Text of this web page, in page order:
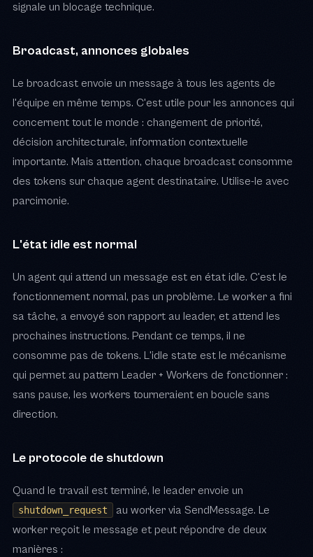
signale un blocage technique.
Broadcast, annonces globales
Le broadcast envoie un message à tous les agents de
l'équipe en même temps. C'est utile pour les annonces qui
concernent tout le monde : changement de priorité,
décision architecturale, information contextuelle
importante. Mais attention, chaque broadcast consomme
des tokens sur chaque agent destinataire. Utilise-le avec
parcimonie.
L'état idle est normal
Un agent qui attend un message est en état idle. C'est le
fonctionnement normal, pas un problème. Le worker a fini
sa tâche, a envoyé son rapport au leader, et attend les
prochaines instructions. Pendant ce temps, il ne
consomme pas de tokens. L'idle state est le mécanisme
qui permet au pattern Leader + Workers de fonctionner :
sans pause, les workers tourneraient en boucle sans
direction.
Le protocole de shutdown
Quand le travail est terminé, le leader envoie un
shutdown_request
au worker via SendMessage. Le
worker reçoit le message et peut répondre de deux
manières :